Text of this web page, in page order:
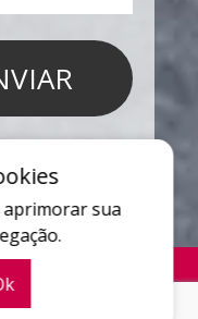
aprimorar sua